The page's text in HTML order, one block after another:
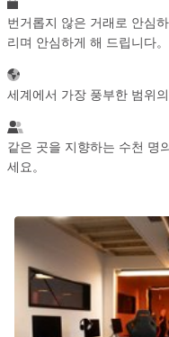
100 sq ft
~ 13 명
Photo
Shooting
Conference
번거롭지 않은 거래로 안심
리며 안심하게 해 드립니다。
세계에서 가장 풍부한 범위의
같은 곳을 지향하는 수천 명
세요。